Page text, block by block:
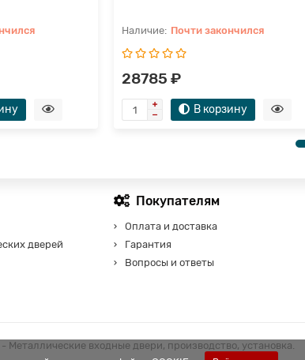
Почти закончился
28785 ₽
В корзину
дверей
Покупателям
Оплата и доставка
Гарантия
Вопросы и ответы
входные двери, производство, установка.